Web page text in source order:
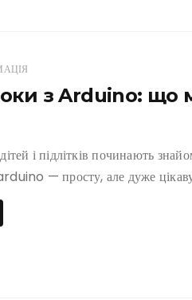
з Arduino: що
і підлітків починають
— просту, але дуже